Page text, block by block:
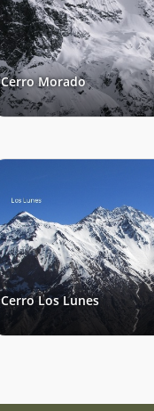
Cerro Morado
Cerro Los Lunes